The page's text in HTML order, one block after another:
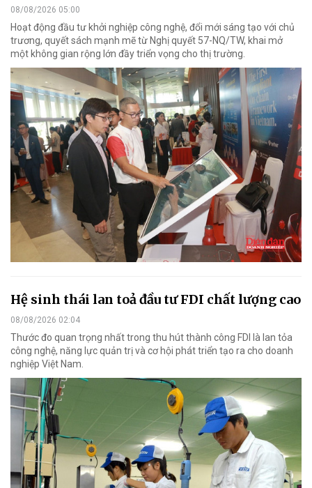
08/08/2026 05:00
Hoạt động đầu tư khởi nghiệp công nghệ, đổi mới sáng tạo với chủ
trương, quyết sách mạnh mẽ từ Nghị quyết 57-NQ/TW, khai mở
một không gian rộng lớn đầy triển vọng cho thị trường.
Hệ sinh thái lan toả đầu tư FDI chất lượng cao
08/08/2026 02:04
Thước đo quan trọng nhất trong thu hút thành công FDI là lan tỏa
công nghệ, năng lực quản trị và cơ hội phát triển tạo ra cho doanh
nghiệp Việt Nam.